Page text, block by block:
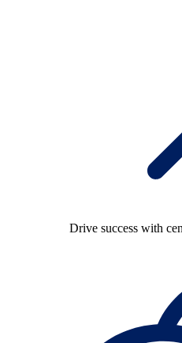
Drive success with